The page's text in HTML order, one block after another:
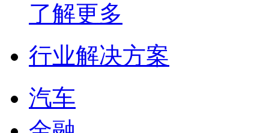
了解更多
行业解决方案
汽车